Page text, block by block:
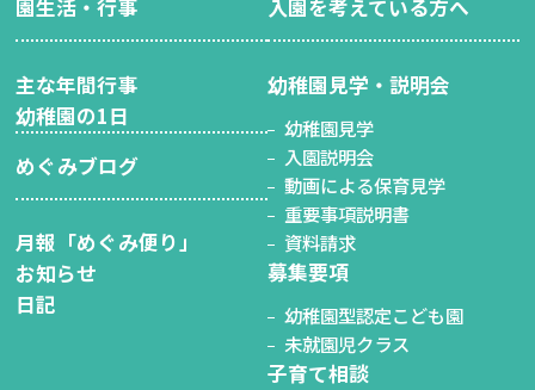
園生活・行事
主な年間行事
幼稚園の1日
めぐみブログ
月報「めぐみ便り」
お知らせ
日記
入園を考えている方へ
幼稚園見学・説明会
幼稚園見学
入園説明会
動画による保育見学
重要事項説明書
資料請求
募集要項
幼稚園型認定こども園
未就園児クラス
子育て相談